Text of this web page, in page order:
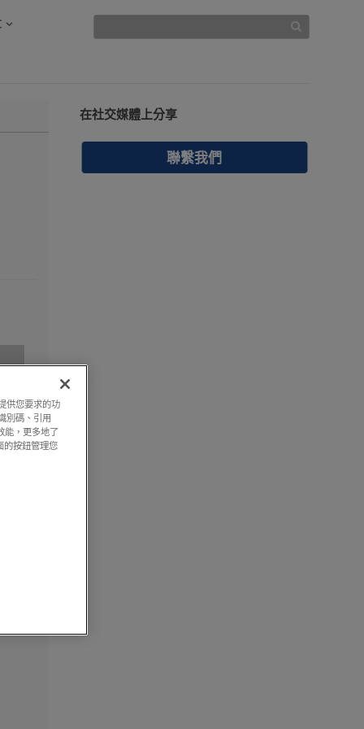
在社交媒體上分享
聯繫我們
供您要求的功
別碼、引用
能，更多地了
的按鈕管理您